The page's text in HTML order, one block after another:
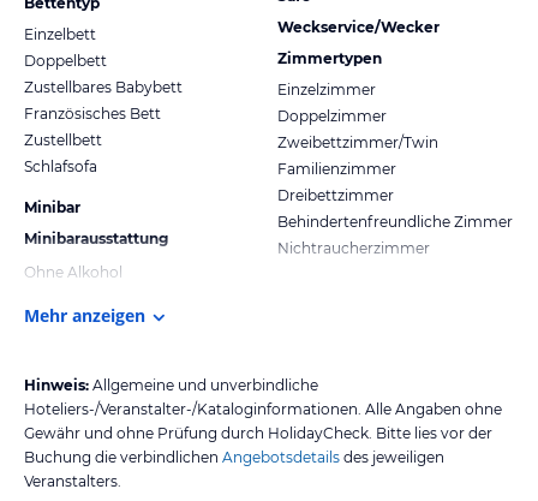
Einzelbett
Doppelbett
Zustellbares Babybett
Französisches Bett
Zustellbett
Schlafsofa
Minibar
Minibarausstattung
Ohne Alkohol
Weckservice/Wecker
Zimmertypen
Einzelzimmer
Doppelzimmer
Zweibettzimmer/Twin
Familienzimmer
Dreibettzimmer
Behindertenfreundliche Zimmer
Nichtraucherzimmer
Mehr anzeigen
Hinweis: Allgemeine und unverbindliche
Hoteliers-/Veranstalter-/Kataloginformationen. Alle Angaben ohne
Gewähr und ohne Prüfung durch HolidayCheck. Bitte lies vor der
Buchung die verbindlichen Angebotsdetails des jeweiligen
Veranstalters.